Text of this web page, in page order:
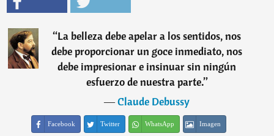
“La belleza debe apelar a los sentidos, nos
debe proporcionar un goce inmediato, nos
debe impresionar e insinuar sin ningún
esfuerzo de nuestra parte.”
―Claude Debussy
Facebook Twitter WhatsApp Imagen